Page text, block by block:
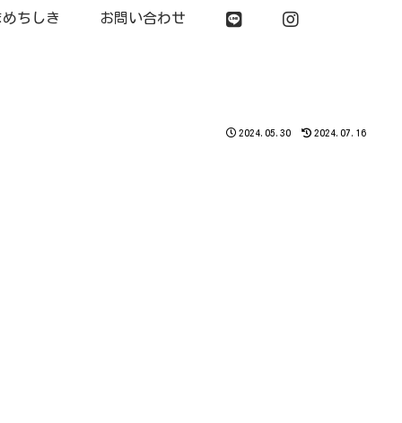
めちしき お問い合わせ
2024.05.30 2024.07.16